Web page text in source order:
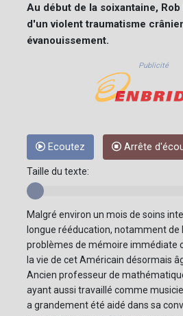
Au début de la soixantaine,
d'un violent traumatisme
évanouissement.
Publicité
Ecoutez Arrête
Taille du texte:
Malgré environ un mois de soins
longue rééducation, notamment
problèmes de mémoire immédiate
la vie de cet Américain désormais
Ancien professeur de
ayant aussi travaillé comme
a grandement été aidé dans sa